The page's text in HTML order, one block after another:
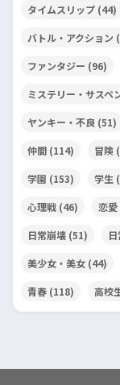
タイムスリップ (44)
バトル・アクション
ファンタジー (96)
ミステリー・サスペ
ヤンキー・不良 (51)
仲間 (114) 冒険
学園 (153) 学生
心理戦 (46) 恋愛
日常崩壊 (51)
美少女・美女 (44)
青春 (118) 高校